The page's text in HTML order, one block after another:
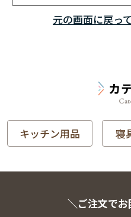
元の画面に戻っ
カ
キッチン用品 寝
＼ご注文で